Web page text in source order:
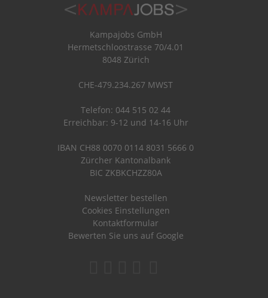
Kampajobs GmbH
Hermetschloostrasse 70/4.01
8048 Zürich
CHE-479.234.267 MWST
Telefon: 044 515 02 44
Erreichbar: 9-12 und 14-16 Uhr
IBAN CH88 0070 0114 8031 5666 0
Zürcher Kantonalbank
BIC ZKBKCHZZ80A
Newsletter bestellen
Cookies Einstellungen
Kontaktformular
Bewerten Sie uns auf Google